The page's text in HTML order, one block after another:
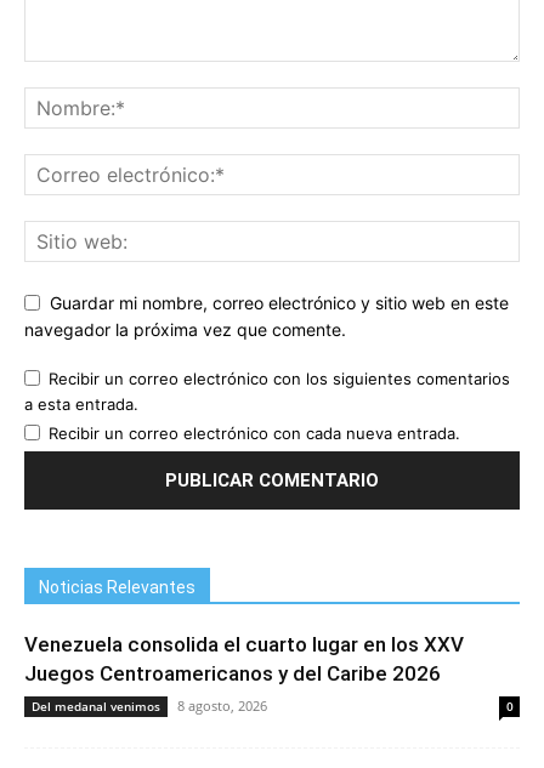
Guardar mi nombre, correo electrónico y sitio web en este
navegador la próxima vez que comente.
Recibir un correo electrónico con los siguientes comentarios
a esta entrada.
Recibir un correo electrónico con cada nueva entrada.
Noticias Relevantes
Venezuela consolida el cuarto lugar en los XXV
Juegos Centroamericanos y del Caribe 2026
Del medanal venimos 8 agosto, 2026 0